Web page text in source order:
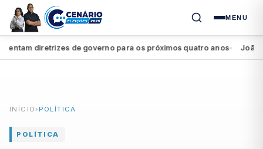
MENU
diretrizes de governo para os próximos quatro anos● João
INÍCIO › POLÍTICA
POLÍTICA